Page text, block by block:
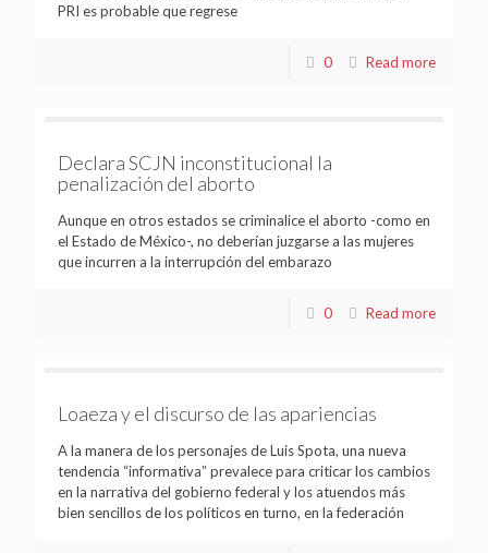
PRI es probable que regrese
0 Read more
Declara SCJN inconstitucional la
penalización del aborto
Aunque en otros estados se criminalice el aborto -como en
el Estado de México-, no deberían juzgarse a las mujeres
que incurren a la interrupción del embarazo
0 Read more
Loaeza y el discurso de las apariencias
A la manera de los personajes de Luis Spota, una nueva
tendencia “informativa” prevalece para criticar los cambios
en la narrativa del gobierno federal y los atuendos más
bien sencillos de los políticos en turno, en la federación